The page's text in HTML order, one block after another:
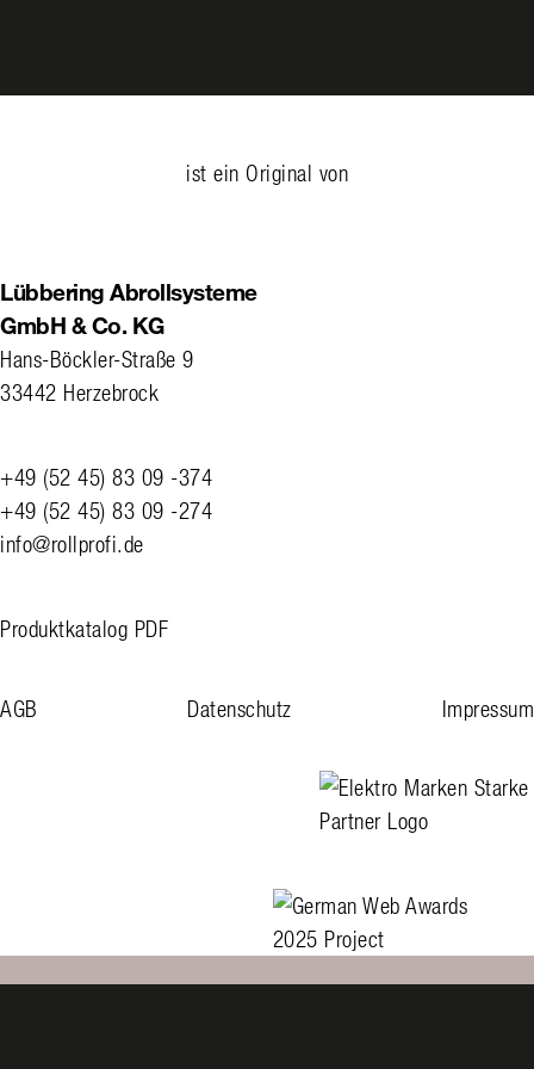
Produktkatalog PDF
Lübbering Abrollsysteme
GmbH & Co. KG
Hans-Böckler-Straße 9
33442 Herzebrock
+49 (52 45) 83 09 -374
+49 (52 45) 83 09 -274
info@rollprofi.de
ist ein Original von
AGB Datenschutz Impressum
instagram